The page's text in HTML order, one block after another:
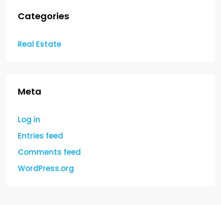
Categories
Real Estate
Meta
Log in
Entries feed
Comments feed
WordPress.org